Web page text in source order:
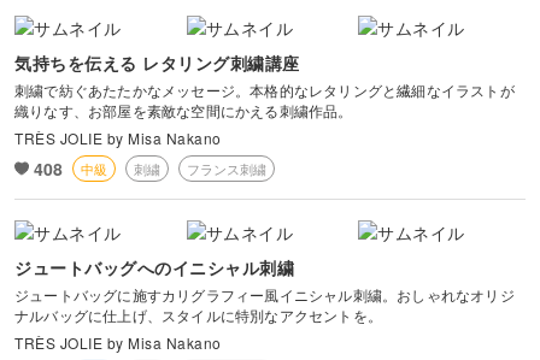
気持ちを伝える レタリング刺繍講座
刺繍で紡ぐあたたかなメッセージ。本格的なレタリングと繊細なイラストが
織りなす、お部屋を素敵な空間にかえる刺繍作品。
TRÈS JOLIE by Misa Nakano
408 中級 刺繍 フランス刺繍
ジュートバッグへのイニシャル刺繍
ジュートバッグに施すカリグラフィー風イニシャル刺繍。おしゃれなオリジ
ナルバッグに仕上げ、スタイルに特別なアクセントを。
TRÈS JOLIE by Misa Nakano